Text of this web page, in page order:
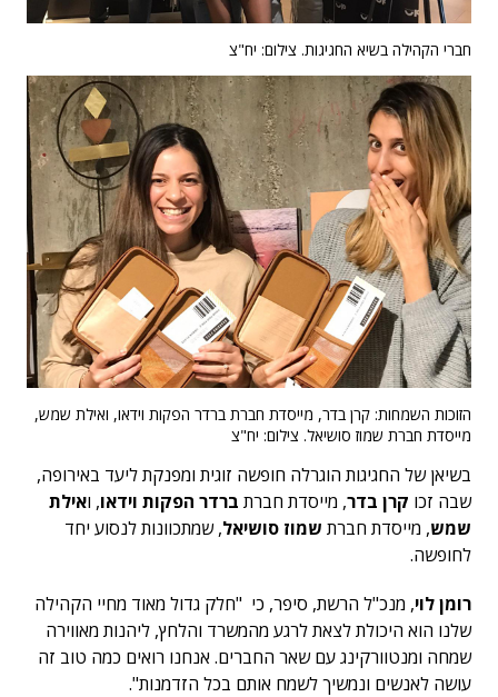
חברי הקהילה בשיא החגיגות. צילום: יח"צ
הזוכות השמחות: קרן בדר, מייסדת חברת ברדר הפקות וידאו, ואילת שמש,
מייסדת חברת שמוז סושיאל. צילום: יח"צ
בשיאן של החגיגות הוגרלה חופשה זוגית ומפנקת ליעד באירופה,
שבה זכו קרן בדר, מייסדת חברת ברדר הפקות וידאו, ואילת
שמש, מייסדת חברת שמוז סושיאל, שמתכוונות לנסוע יחד
לחופשה.
רומן לוי, מנכ"ל הרשת, סיפר, כי "חלק גדול מאוד מחיי הקהילה
שלנו הוא היכולת לצאת לרגע מהמשרד והלחץ, ליהנות מאווירה
שמחה ומנטוורקינג עם שאר החברים. אנחנו רואים כמה טוב זה
עושה לאנשים ונמשיך לשמח אותם בכל הזדמנות".